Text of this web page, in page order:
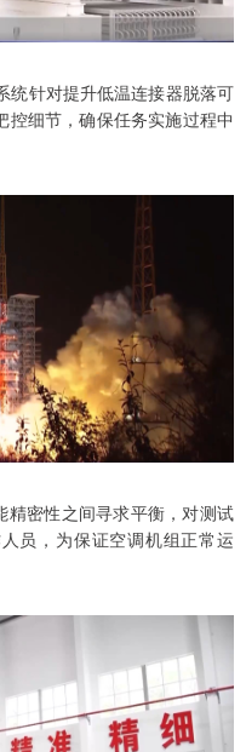
统针对提升低温连接器脱落可
细节，确保任务实施过程中
精密性之间寻求平衡，对测试
员，为保证空调机组正常运